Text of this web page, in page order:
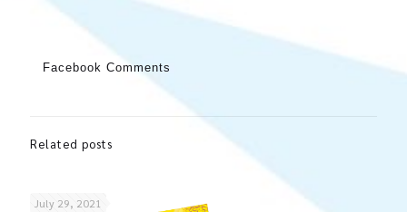
Facebook Comments
Related posts
July 29, 2021